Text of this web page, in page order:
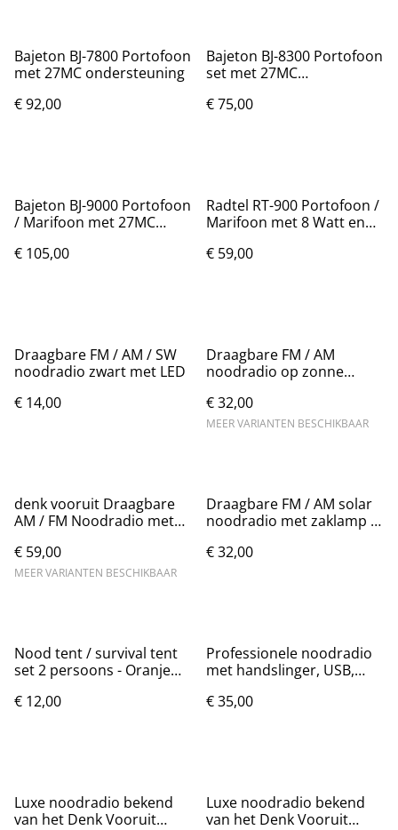
Bajeton BJ-7800 Portofoon
met 27MC ondersteuning
€ 92,00
Bajeton BJ-8300 Portofoon
set met 27MC
€ 75,00
Bajeton BJ-9000 Portofoon
/ Marifoon met 27MC
€ 105,00
Radtel RT-900 Portofoon /
Marifoon met 8 Watt en
€ 59,00
Draagbare FM / AM / SW
noodradio zwart met LED
€ 14,00
Draagbare FM / AM
noodradio op zonne
€ 32,00
MEER VARIANTEN BESCHIKBAAR
denk vooruit Draagbare
AM / FM Noodradio met
€ 59,00
MEER VARIANTEN BESCHIKBAAR
Draagbare FM / AM solar
noodradio met zaklamp -
€ 32,00
Nood tent / survival tent
set 2 persoons - Oranje
€ 12,00
Professionele noodradio
met handslinger, USB,
€ 35,00
Luxe noodradio bekend
van het Denk Vooruit
Luxe noodradio bekend
van het Denk Vooruit